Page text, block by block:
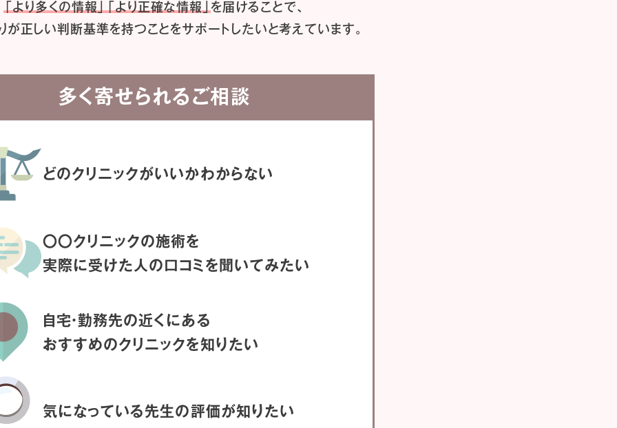
「より多くの情報」「より正確な情報」を届けることで、
が正しい判断基準を持つことをサポートしたいと考えています。
多く寄せられるご相談
どのクリニックがいいかわからない
〇〇クリニックの施術を
実際に受けた人の口コミを聞いてみたい
自宅・勤務先の近くにある
おすすめのクリニックを知りたい
気になっている先生の評価が知りたい